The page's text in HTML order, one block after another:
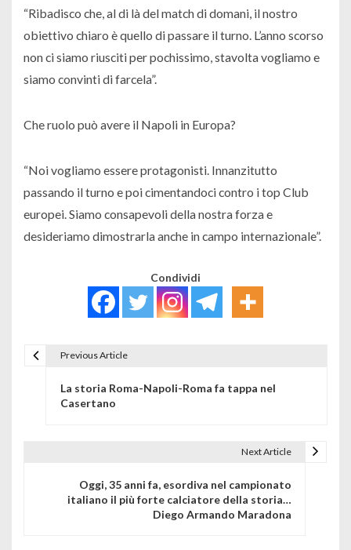
“Ribadisco che, al di là del match di domani, il nostro
obiettivo chiaro è quello di passare il turno. L’anno scorso
non ci siamo riusciti per pochissimo, stavolta vogliamo e
siamo convinti di farcela”.
Che ruolo può avere il Napoli in Europa?
“Noi vogliamo essere protagonisti. Innanzitutto
passando il turno e poi cimentandoci contro i top Club
europei. Siamo consapevoli della nostra forza e
desideriamo dimostrarla anche in campo internazionale”.
Condividi
Previous Article
La storia Roma-Napoli-Roma fa tappa nel
Casertano
Next Article
Oggi, 35 anni fa, esordiva nel campionato
italiano il più forte calciatore della storia…
Diego Armando Maradona